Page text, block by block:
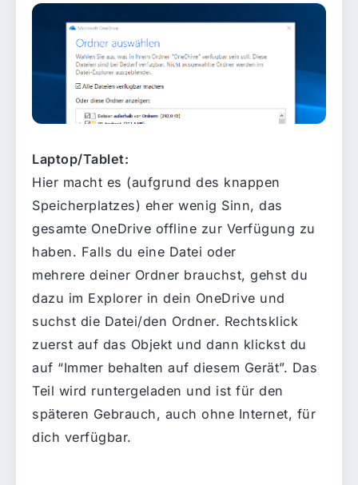
Laptop/Tablet:
Hier macht es (aufgrund des knappen
Speicherplatzes) eher wenig Sinn, das
gesamte OneDrive offline zur Verfügung zu
haben. Falls du eine Datei oder
mehrere deiner Ordner brauchst, gehst du
dazu im Explorer in dein OneDrive und
suchst die Datei/den Ordner. Rechtsklick
zuerst auf das Objekt und dann klickst du
auf “Immer behalten auf diesem Gerät”. Das
Teil wird runtergeladen und ist für den
späteren Gebrauch, auch ohne Internet, für
dich verfügbar.